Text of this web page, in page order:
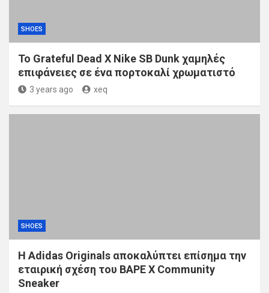
SHOES
Το Grateful Dead X Nike SB Dunk χαμηλές
επιφάνειες σε ένα πορτοκαλί χρωματιστό
3 years ago xeq
SHOES
Η Adidas Originals αποκαλύπτει επίσημα την
εταιρική σχέση του BAPE X Community
Sneaker